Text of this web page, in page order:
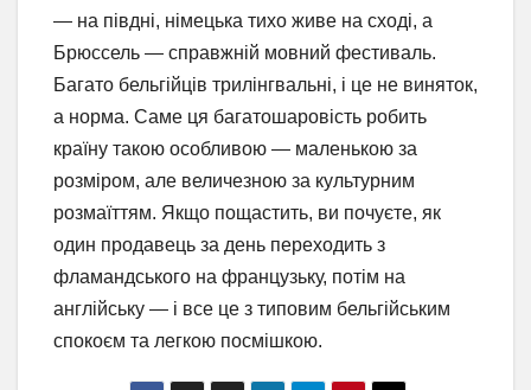
— на півдні, німецька тихо живе на сході, а
Брюссель — справжній мовний фестиваль.
Багато бельгійців трилінгвальні, і це не виняток,
а норма. Саме ця багатошаровість робить
країну такою особливою — маленькою за
розміром, але величезною за культурним
розмаїттям. Якщо пощастить, ви почуєте, як
один продавець за день переходить з
фламандського на французьку, потім на
англійську — і все це з типовим бельгійським
спокоєм та легкою посмішкою.